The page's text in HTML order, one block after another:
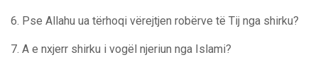
6. Pse Allahu ua tërhoqi vërejtjen robërve të Tij nga shirku?
7. A e nxjerr shirku i vogël njeriun nga Islami?